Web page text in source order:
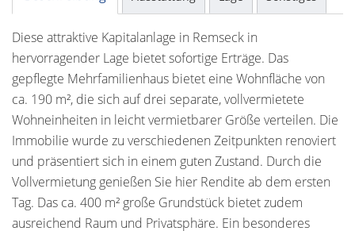
Diese attraktive Kapitalanlage in Remseck in
hervorragender Lage bietet sofortige Erträge. Das
gepflegte Mehrfamilienhaus bietet eine Wohnfläche von
ca. 190 m², die sich auf drei separate, vollvermietete
Wohneinheiten in leicht vermietbarer Größe verteilen. Die
Immobilie wurde zu verschiedenen Zeitpunkten renoviert
und präsentiert sich in einem guten Zustand. Durch die
Vollvermietung genießen Sie hier Rendite ab dem ersten
Tag. Das ca. 400 m² große Grundstück bietet zudem
ausreichend Raum und Privatsphäre. Ein besonderes